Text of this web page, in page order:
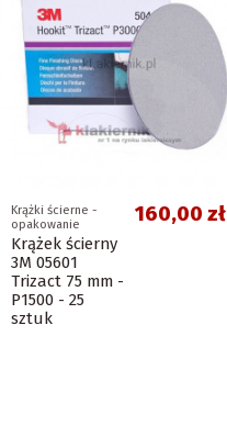
Krążki ścierne -
opakowanie
Krążek ścierny
3M 05601
Trizact 75 mm -
P1500 - 25
sztuk
160,00 zł